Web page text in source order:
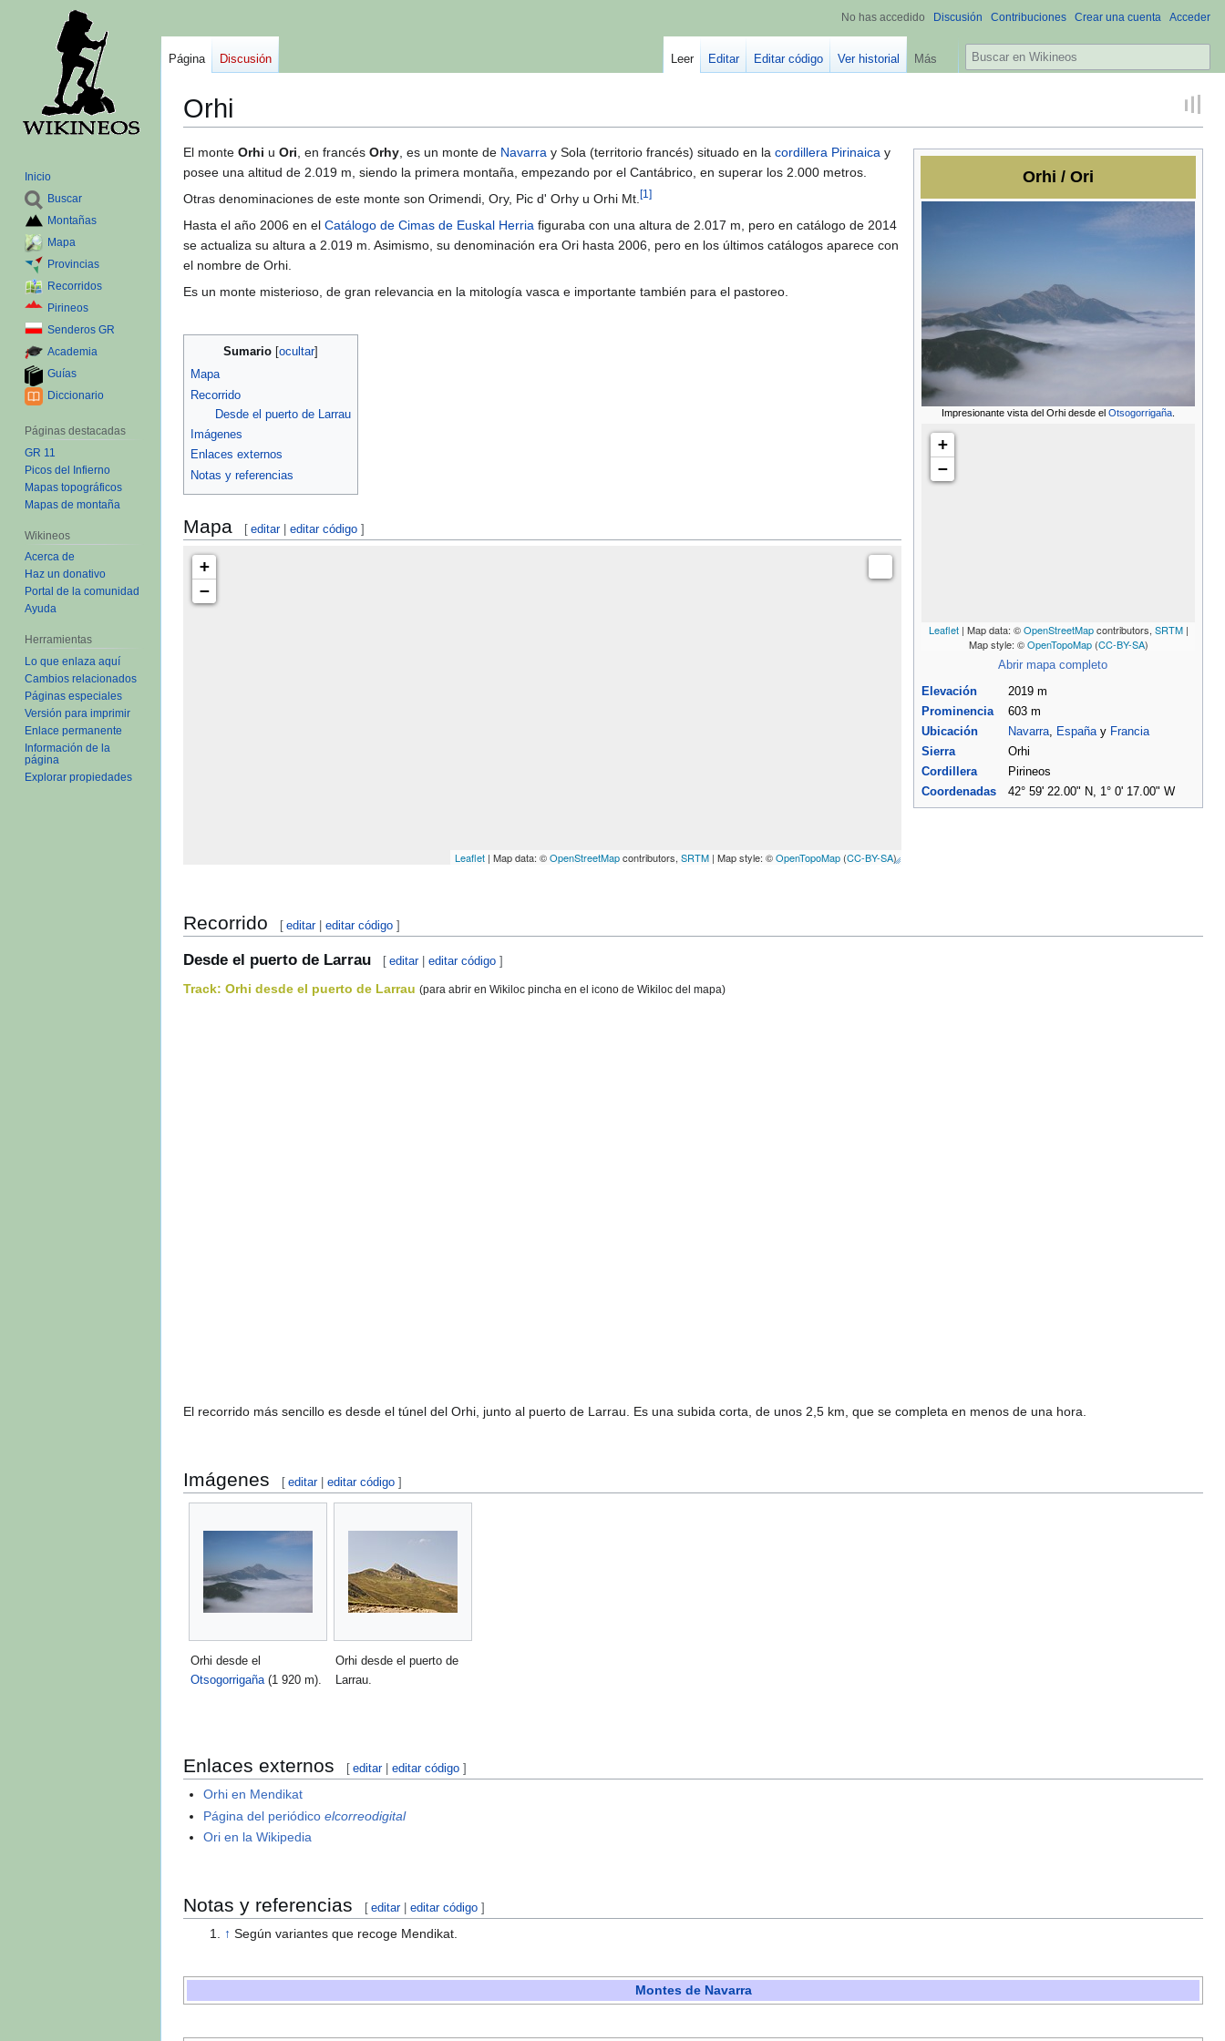
Orhi
Ir
a
la
Ir
a
la
Orhi / Ori
Impresionante vista del Orhi desde el Otsogorrigaña
+
−
Leaflet| Map data: ©OpenStreetMapcontributors, SRTM|
Map style: ©OpenTopoMap(CC-BY-SA)
Abrir mapa completo
Elevación
2019 m
Prominencia
603 m
Ubicación
Navarra España y Francia
Sierra
Orhi
Cordillera
Pirineos
Coordenadas
42° 59' 22.00" N, 1° 0' 17.00" W
El monte Orhi u Ori, en francés Orhy, es un monte de Navarra y Sola (territorio francés) situado en la cordillera Pirinaica y
posee una altitud de 2.019 m, siendo la primera montaña, empezando por el Cantábrico, en superar los 2.000 metros.
Otras denominaciones de este monte son Orimendi, Ory, Pic d' Orhy u Orhi Mt.[1]
Hasta el año 2006 en el Catálogo de Cimas de Euskal Herria figuraba con una altura de 2.017 m, pero en catálogo de 2014
se actualiza su altura a 2.019 m. Asimismo, su denominación era Ori hasta 2006, pero en los últimos catálogos aparece con
el nombre de Orhi.
Es un monte misterioso, de gran relevancia en la mitología vasca e importante también para el pastoreo.
Sumario
Mapa
Recorrido
Desde el puerto de Larrau
Imágenes
Enlaces externos
Notas y referencias
Mapa [ editar|editar código ]
+
−
Leaflet | Map data: ©OpenStreetMapcontributors,SRTM | Map style: ©OpenTopoMap (CC-BY-SA)
Recorrido [ editar|editar código ]
Desde el puerto de Larrau [ editar|editar código ]
Track: Orhi desde el puerto de Larrau (para abrir en Wikiloc pincha en el icono de Wikiloc del mapa)
El recorrido más sencillo es desde el túnel del Orhi, junto al puerto de Larrau. Es una subida corta, de unos 2,5 km, que se completa en menos de una hora.
Imágenes [ editar|editar código ]
Orhi desde el
Otsogorrigaña (1 920 m).
Orhi desde el puerto de
Larrau.
Enlaces externos [ editar|editar código ]
Orhi en Mendikat
Página del periódicoelcorreodigital
Ori en la Wikipedia
Notas y referencias [ editar|editar código ]
↑ Según variantes que recoge Mendikat.
Montes de Navarra
No has accedido Discusión Contribuciones Crear una cuenta Acceder
Página Discusión Leer Editar Editar código Ver historial Más
B
u
a
r
Inicio
Buscar
Montañas
Mapa
Provincias
Recorridos
Pirineos
Senderos GR
Academia
Guías
Diccionario
Páginas destacadas
GR 11
Picos del Infierno
Mapas topográficos
Mapas de montaña
Wikineos
Acerca de
Haz un donativo
Portal de la comunidad
Ayuda
Herramientas
Lo que enlaza aquí
Cambios relacionados
Páginas especiales
Versión para imprimir
Enlace permanente
Información de la
página
Explorar propiedades